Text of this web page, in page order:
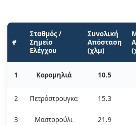
#
Σταθμός /
Σημείο
Ελέγχου
Συνολική
Απόσταση
(χλμ)
1 Κορομηλιά 10.5
2 Πετρόστρουγκα 15.3
3 Μαστορούλι 21.9